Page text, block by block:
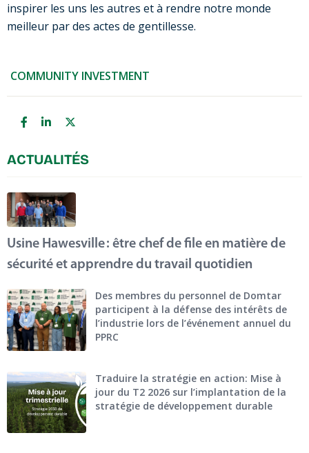
inspirer les uns les autres et à rendre notre monde
meilleur par des actes de gentillesse.
COMMUNITY INVESTMENT
ACTUALITÉS
Usine Hawesville : être chef de file en matière de
sécurité et apprendre du travail quotidien
Des membres du personnel de Domtar
participent à la défense des intérêts de
l’industrie lors de l’événement annuel du
PPRC
Traduire la stratégie en action: Mise à
jour du T2 2026 sur l’implantation de la
stratégie de développement durable